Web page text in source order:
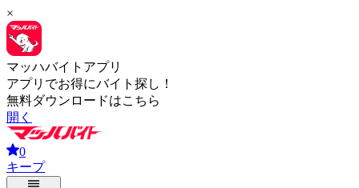
×
マッハバイトアプリ
アプリでお得にバイト探し！
無料ダウンロードはこちら
開く
0
キープ